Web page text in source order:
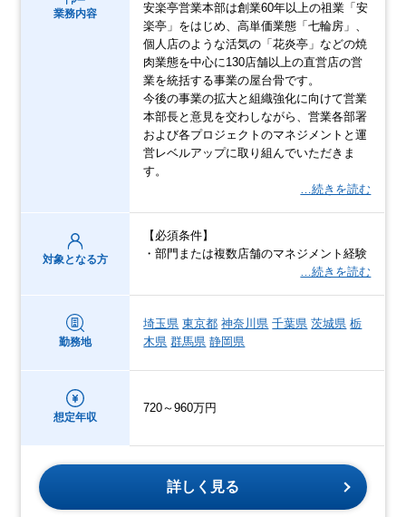
業務内容
安楽亭営業本部は創業60年以上の祖業「安
楽亭」をはじめ、高単価業態「七輪房」、
個人店のような活気の「花炎亭」などの焼
肉業態を中心に130店舗以上の直営店の営
業を統括する事業の屋台骨です。
今後の事業の拡大と組織強化に向けて営業
本部長と意見を交わしながら、営業各部署
および各プロジェクトのマネジメントと運
営レベルアップに取り組んでいただきま
す。
…続きを読む
対象となる方
【必須条件】
・部門または複数店舗のマネジメント経験
…続きを読む
勤務地
埼玉県 東京都 神奈川県 千葉県 茨城県 栃
木県 群馬県 静岡県
想定年収
720～960万円
詳しく見る